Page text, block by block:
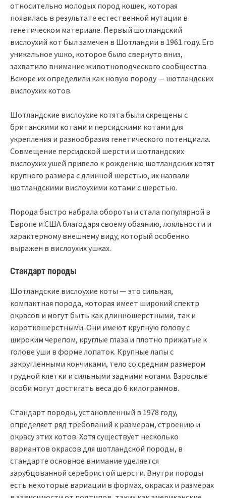
относительно молодых пород кошек, которая
появилась в результате естественной мутации в
генетическом материале. Первый шотландский
вислоухий кот был замечен в Шотландии в 1961 году. Его
уникальное ушко, которое было свернуто вниз,
захватило внимание животноводческого сообщества.
Вскоре их определили как новую породу — шотландских
вислоухих котов.
Шотландские вислоухие котята были скрещены с
британскими котами и персидскими котами для
укрепления и разнообразия генетического потенциала.
Совмещение персидской шерсти и шотландских
вислоухих ушей привело к рождению шотландских котят
крупного размера с длинной шерстью, их назвали
шотландскими вислоухими котами с шерстью.
Порода быстро набрала обороты и стала популярной в
Европе и США благодаря своему обаянию, лояльности и
характерному внешнему виду, который особенно
выражен в вислоухих ушках.
Стандарт породы
Шотландские вислоухие коты — это сильная,
компактная порода, которая имеет широкий спектр
окрасов и могут быть как длинношерстными, так и
короткошерстными. Они имеют крупную голову с
широким черепом, круглые глаза и плотно прижатые к
голове уши в форме лопаток. Крупные лапы с
закругленными кончиками, тело со средним размером
грудной клетки и сильными задними ногами. Взрослые
особи могут достигать веса до 6 килограммов.
Стандарт породы, установленный в 1978 году,
определяет ряд требований к размерам, строению и
окрасу этих котов. Хотя существует несколько
вариантов окрасов для шотландской породы, в
стандарте основное внимание уделяется
зарубцованной серебристой шерсти. Внутри породы
есть некоторые вариации в формах, окрасах и размерах